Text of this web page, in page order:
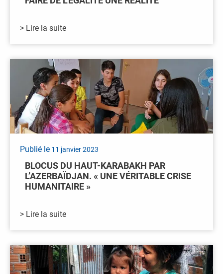
> Lire la suite
Publié le 11 janvier 2023
BLOCUS DU HAUT-KARABAKH PAR
L’AZERBAÏDJAN. « UNE VÉRITABLE CRISE
HUMANITAIRE »
> Lire la suite